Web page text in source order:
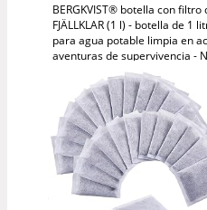
BERGKVIST® botella con
FJÄLLKLAR (1 l) - botella de 1
para agua potable limpia en
aventuras de supervivencia -